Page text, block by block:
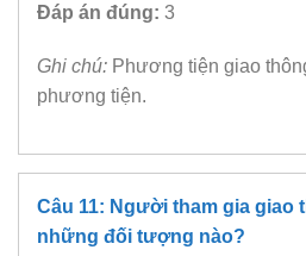
Đáp án đúng: 3
Ghi chú: Phương tiện giao
phương tiện.
Câu 11: Người tham gia
những đối tượng nào?